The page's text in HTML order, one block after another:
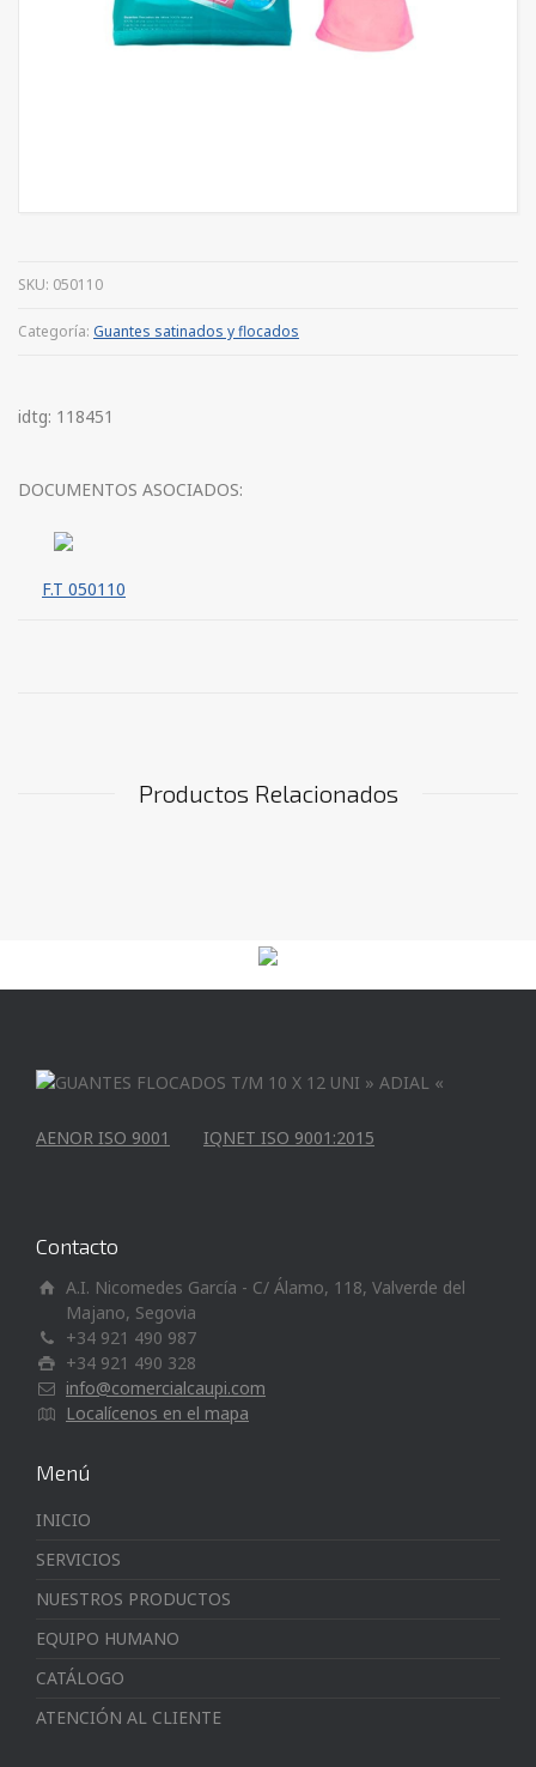
SKU: 050110
Categoría: Guantes satinados y flocados
idtg: 118451
DOCUMENTOS ASOCIADOS:
F.T 050110
Productos Relacionados
AENOR ISO 9001 IQNET ISO 9001:2015
Contacto
A.I. Nicomedes García - C/ Álamo, 118, Valverde del
Majano, Segovia
+34 921 490 987
+34 921 490 328
info@comercialcaupi.com
Localícenos en el mapa
Menú
INICIO
SERVICIOS
NUESTROS PRODUCTOS
EQUIPO HUMANO
CATÁLOGO
ATENCIÓN AL CLIENTE